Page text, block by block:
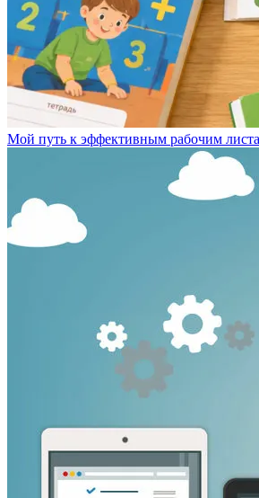
Мой путь к эффективным рабочим